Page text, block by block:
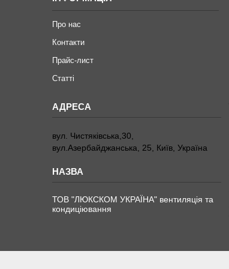
Про нас
Контакти
Прайс-лист
Статті
вул. Чистяківська,30,
вул.Азербайджанська, 25, Київ, Україна
ТОВ "ЛЮКСКОМ УКРАЇНА" вентиляція та
кондиціювання